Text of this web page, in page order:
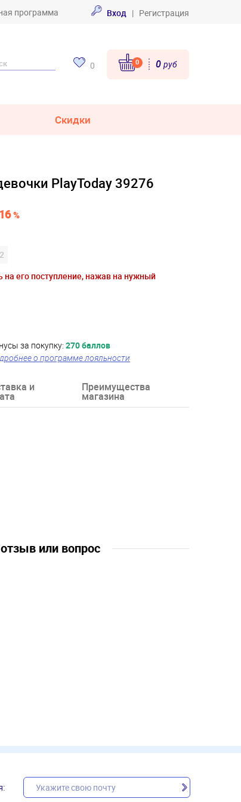
программа Вход | Регистрация
0 0 0 руб
Скидки
PlayToday 39276
%
на его поступление, нажав на нужный
за покупку: 270 баллов
о программе лояльности
и Преимущества
магазина
или вопрос